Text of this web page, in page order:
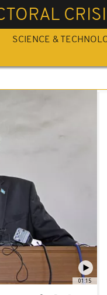
SCIENCE &
01:15